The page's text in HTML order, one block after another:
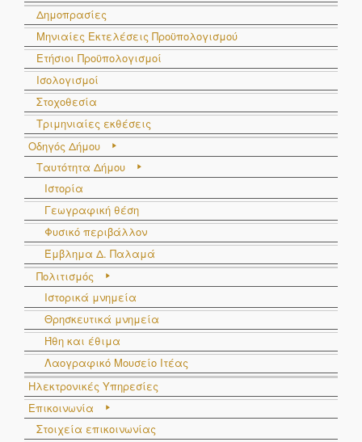
Δημοπρασίες
Μηνιαίες Εκτελέσεις Προϋπολογισμού
Ετήσιοι Προϋπολογισμοί
Ισολογισμοί
Στοχοθεσία
Τριμηνιαίες εκθέσεις
Οδηγός Δήμου
Ταυτότητα Δήμου
Ιστορία
Γεωγραφική θέση
Φυσικό περιβάλλον
Έμβλημα Δ. Παλαμά
Πολιτισμός
Ιστορικά μνημεία
Θρησκευτικά μνημεία
Ήθη και έθιμα
Λαογραφικό Μουσείο Ιτέας
Ηλεκτρονικές Υπηρεσίες
Επικοινωνία
Στοιχεία επικοινωνίας